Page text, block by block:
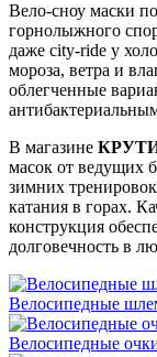
Вело-сноу маски
горнолыжного
даже city-ride у
мороза, ветра и
облегченные
В магазине
масок от ведущих
зимних
катания в горах.
конструкция
долговечность в
Велосипедные
Велосипедные